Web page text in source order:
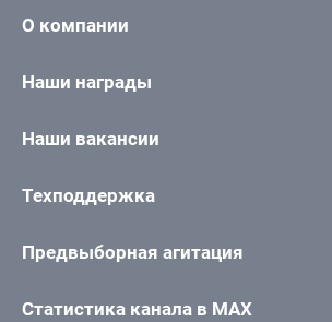
О компании
Наши награды
Наши вакансии
Техподдержка
Предвыборная агитация
Статистика канала в MAX